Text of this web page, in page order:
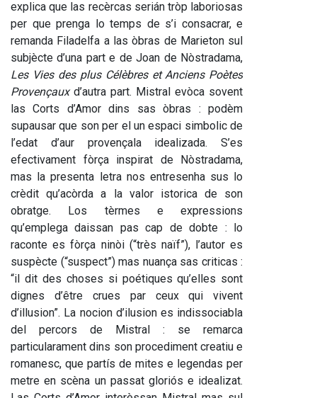
explica que las recèrcas serián tròp laboriosas
per que prenga lo temps de s’i consacrar, e
remanda Filadelfa a las òbras de Marieton sul
Les Vies des plus Célèbres et Anciens Poètes
Provençaux d’autra part. Mistral evòca sovent
las Corts d’Amor dins sas òbras : podèm
supausar que son per el un espaci simbolic de
l’edat d’aur provençala idealizada. S’es
efectivament fòrça inspirat de Nòstradama,
mas la presenta letra nos entresenha sus lo
crèdit qu’acòrda a la valor istorica de son
obratge. Los tèrmes e expressions
qu’emplega daissan pas cap de dobte : lo
raconte es fòrça ninòi (“très naïf”), l’autor es
suspècte (“suspect”) mas nuança sas criticas :
“il dit des choses si poétiques qu’elles sont
dignes d’être crues par ceux qui vivent
d’illusion”. La nocion d’ilusion es indissociabla
del percors de Mistral : se remarca
particularament dins son procediment creatiu e
romanesc, que partís de mites e legendas per
metre en scèna un passat gloriós e idealizat.